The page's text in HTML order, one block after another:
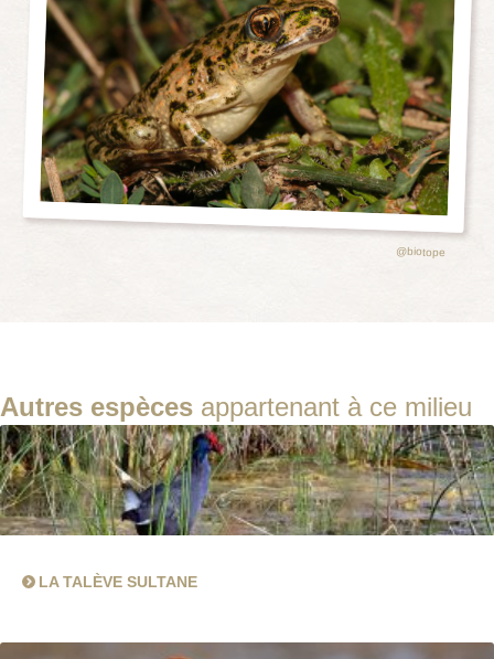
@biotope
Autres espèces appartenant à ce milieu
LA TALÈVE SULTANE